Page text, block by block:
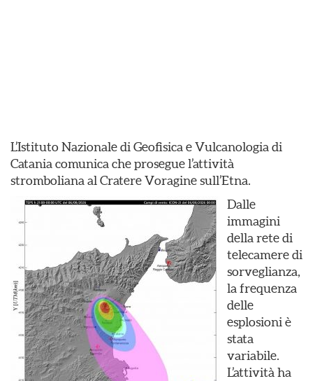
L’Istituto Nazionale di Geofisica e Vulcanologia di
Catania comunica che prosegue l’attività
stromboliana al Cratere Voragine sull’Etna.
Dalle
immagini
della rete di
telecamere di
sorveglianza,
la frequenza
delle
esplosioni è
stata
variabile.
L’attività ha